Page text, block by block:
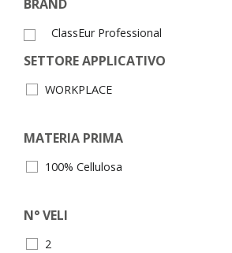
BRAND
ClassEur Professional
SETTORE APPLICATIVO
WORKPLACE
MATERIA PRIMA
100% Cellulosa
N° VELI
2